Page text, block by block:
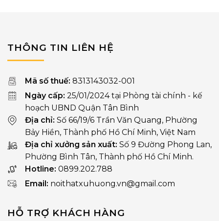
THÔNG TIN LIÊN HỆ
Mã số thuế: 8313143032-001
Ngày cấp: 25/01/2024 tại Phòng tài chính - kế
hoạch UBND Quận Tân Bình
Địa chỉ: Số 66/19/6 Trần Văn Quang, Phường
Bảy Hiền, Thành phố Hồ Chí Minh, Việt Nam
Địa chỉ xưởng sản xuất: Số 9 Đường Phong Lan,
Phường Bình Tân, Thành phố Hồ Chí Minh.
Hotline: 0899.202.788
Email: noithatxuhuong.vn@gmail.com
HỖ TRỢ KHÁCH HÀNG